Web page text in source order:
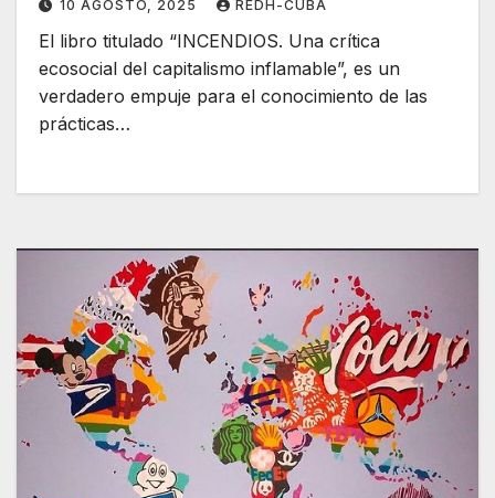
10 AGOSTO, 2025 REDH-CUBA
El libro titulado “INCENDIOS. Una crítica
ecosocial del capitalismo inflamable”, es un
verdadero empuje para el conocimiento de las
prácticas…